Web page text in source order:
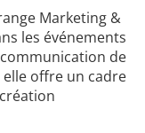
Marketing &
les événements
de
elle offre un cadre